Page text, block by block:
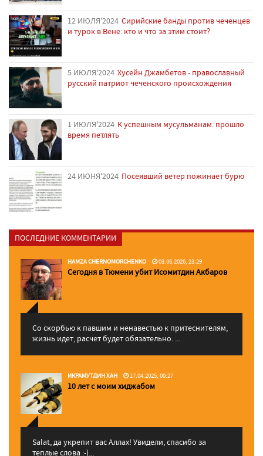
12 ИЮЛЯ'2024 Сирийские банды против чеченцев
и турок в Вене: кто и что за этим стоит?
5 ИЮЛЯ'2024 Хусейн Джамбетов - православный
русский патриот чеченского происхождения
1 ИЮЛЯ'2024 К успешным мусульманам: прошло
время петлять
24 ИЮНЯ'2024 Посеявший ветер пожинает бурю
ПОСЛЕДНИЕ КОММЕНТАРИИ
HAMZA CHERNOMORCHENKO 03.06.2026, 23:29
Сегодня в Тюмени убит Исомитдин Акбаров
Со скорбью к павшим и ненавестью к притеснителям,
жизнь идет, расчет будет обязательно. ...
ИКРАМУТДИН ХАН 17.04.2025, 00:27
10 лет с моим хиджабом
Salat, да укрепит вас Аллаx! Увидели, спасибо за
теплые слова :-)...